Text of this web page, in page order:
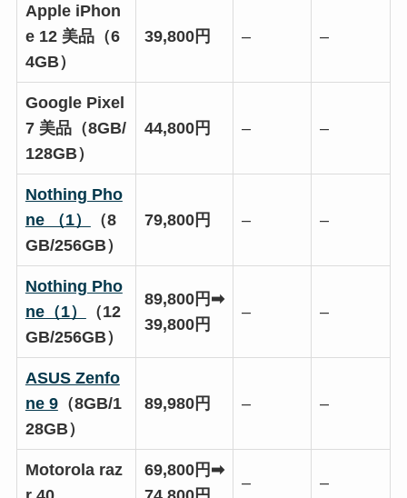
Apple iPhon
e 12 美品（6
4GB）
39,800円 – –
Google Pixel
7 美品（8GB/
128GB）
44,800円 – –
Nothing Pho
ne （1）
（8
GB/256GB）
79,800円 – –
Nothing Pho
ne（1）
（12
GB/256GB）
89,800円➡
39,800円
– –
ASUS Zenfo
ne 9（8GB/1
28GB）
89,980円 – –
Motorola raz
69,800円➡
– –